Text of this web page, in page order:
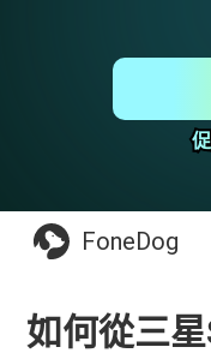
FoneDog
如何從三